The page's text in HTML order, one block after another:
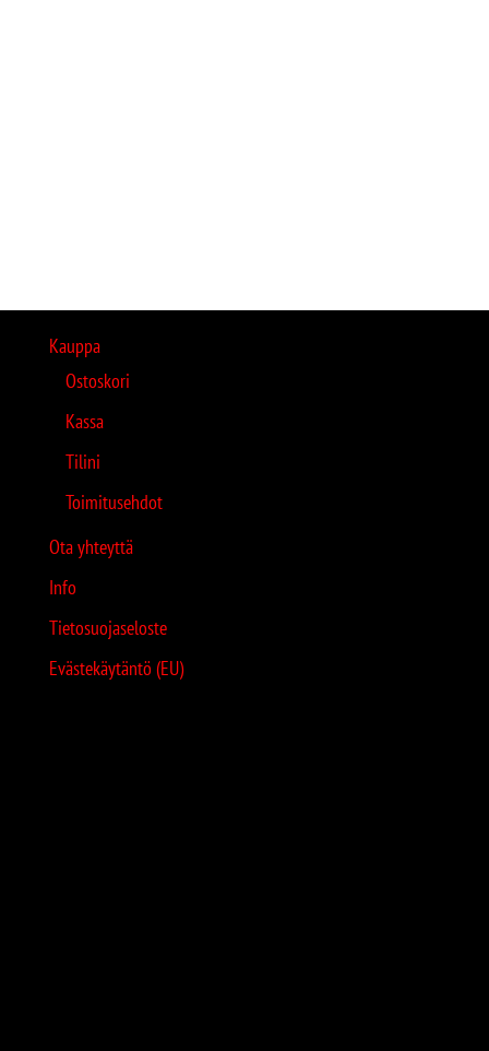
Kauppa
Ostoskori
Kassa
Tilini
Toimitusehdot
Ota yhteyttä
Info
Tietosuojaseloste
Evästekäytäntö (EU)